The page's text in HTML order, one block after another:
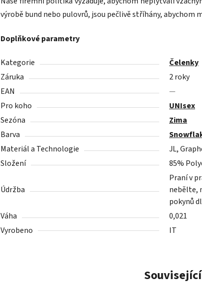
výrobě bund nebo pulovrů, jsou pečlivě stříhány, abychom
Doplňkové parametry
Kategorie
Čelenky
Záruka
2 roky
EAN
—
Pro koho
UNIsex
Sezóna
Zima
Barva
Materiál a Technologie
JL,
Složení
85%
Údržba
Praní v
nebělte,
pokynů
Váha
0,021
Vyrobeno
IT